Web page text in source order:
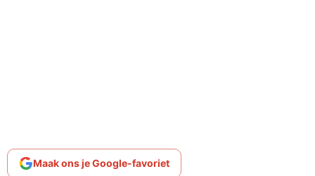
Maak ons je Google-favoriet